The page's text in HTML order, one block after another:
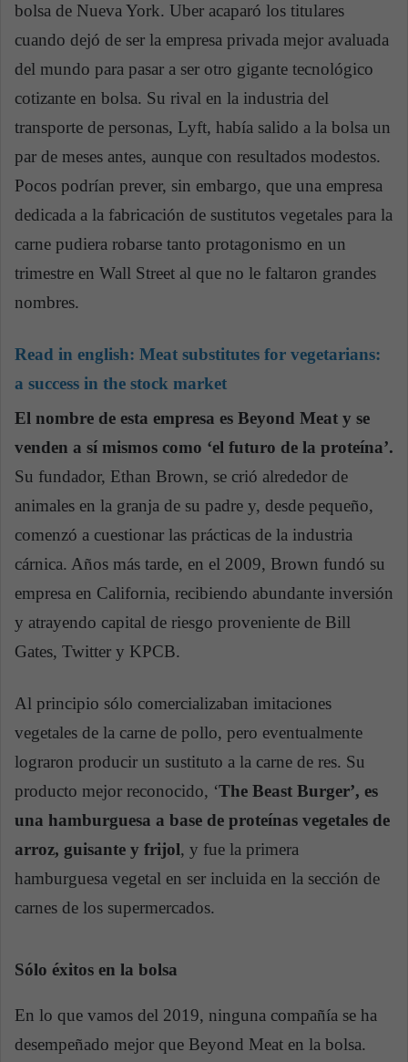
bolsa de Nueva York. Uber acaparó los titulares
cuando dejó de ser la empresa privada mejor avaluada
del mundo para pasar a ser otro gigante tecnológico
cotizante en bolsa. Su rival en la industria del
transporte de personas, Lyft, había salido a la bolsa un
par de meses antes, aunque con resultados modestos.
Pocos podrían prever, sin embargo, que una empresa
dedicada a la fabricación de sustitutos vegetales para la
carne pudiera robarse tanto protagonismo en un
trimestre en Wall Street al que no le faltaron grandes
nombres.
Read in english: Meat substitutes for vegetarians:
a success in the stock market
El nombre de esta empresa es Beyond Meat y se
venden a sí mismos como ‘el futuro de la proteína’.
Su fundador, Ethan Brown, se crió alrededor de
animales en la granja de su padre y, desde pequeño,
comenzó a cuestionar las prácticas de la industria
cárnica. Años más tarde, en el 2009, Brown fundó su
empresa en California, recibiendo abundante inversión
y atrayendo capital de riesgo proveniente de Bill
Gates, Twitter y KPCB.
Al principio sólo comercializaban imitaciones
vegetales de la carne de pollo, pero eventualmente
lograron producir un sustituto a la carne de res. Su
producto mejor reconocido, ‘The Beast Burger’, es
una hamburguesa a base de proteínas vegetales de
arroz, guisante y frijol, y fue la primera
hamburguesa vegetal en ser incluida en la sección de
carnes de los supermercados.
Sólo éxitos en la bolsa
En lo que vamos del 2019, ninguna compañía se ha
desempeñado mejor que Beyond Meat en la bolsa.